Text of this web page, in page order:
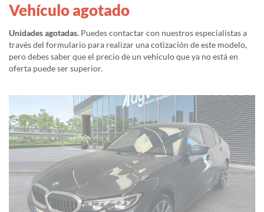
Vehículo agotado
Unidades agotadas. Puedes contactar con nuestros especialistas a
través del formulario para realizar una cotización de este modelo,
pero debes saber que el precio de un vehículo que ya no está en
oferta puede ser superior.